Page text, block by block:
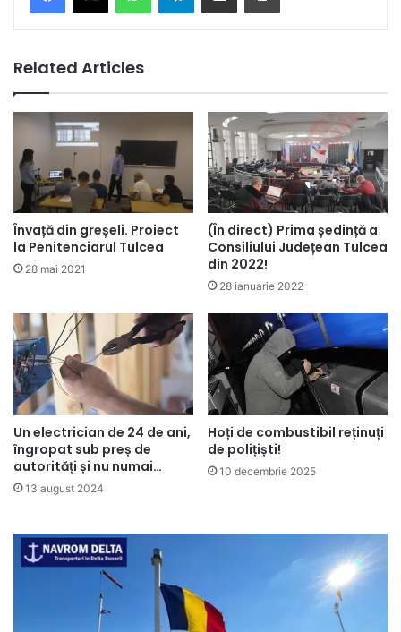
Related Articles
Învață din greșeli. Proiect
la Penitenciarul Tulcea
28 mai 2021
(În direct) Prima ședință a
Consiliului Județean Tulcea
din 2022!
28 ianuarie 2022
Un electrician de 24 de ani,
îngropat sub preș de
autorități și nu numai…
13 august 2024
Hoți de combustibil reținuți
de polițiști!
10 decembrie 2025